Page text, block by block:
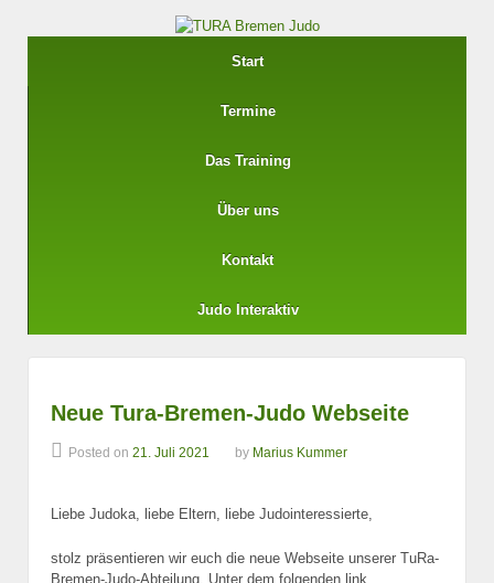
Start
Termine
Das Training
Über uns
Kontakt
Judo Interaktiv
Neue Tura-Bremen-Judo Webseite
Posted on 21. Juli 2021 by Marius Kummer
Liebe Judoka, liebe Eltern, liebe Judointeressierte,
stolz präsentieren wir euch die neue Webseite unserer TuRa-
Bremen-Judo-Abteilung. Unter dem folgenden link